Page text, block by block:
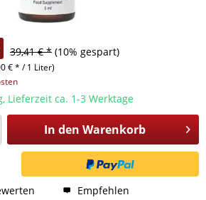
39,41 € * (10% gespart)
€ * / 1 Liter)
Lieferzeit ca. 1-3 Werktage
In den Warenkorb
Empfehlen